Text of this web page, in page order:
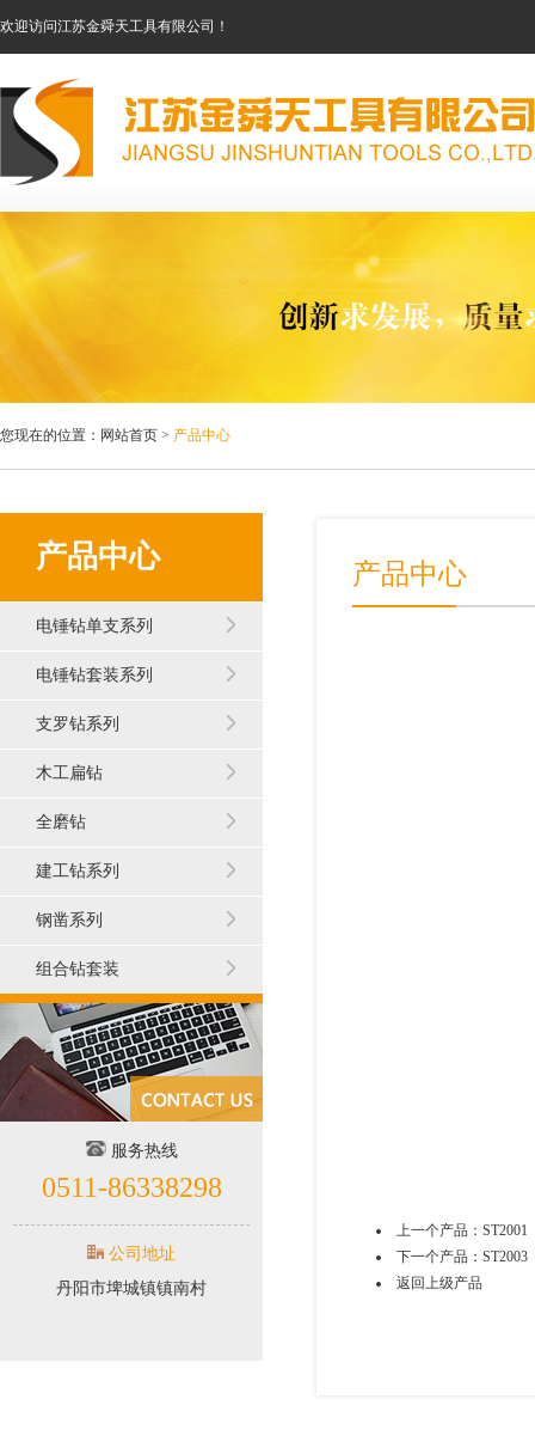
欢迎访问江苏金舜天工具有限公司！
您现在的位置：网站首页 > 产品中心
产品中心
电锤钻单支系列
电锤钻套装系列
支罗钻系列
木工扁钻
全磨钻
建工钻系列
钢凿系列
组合钻套装
服务热线
0511-86338298
公司地址
丹阳市埤城镇镇南村
产品中心
上一个产品： ST2001
下一个产品： ST2003
返回上级产品